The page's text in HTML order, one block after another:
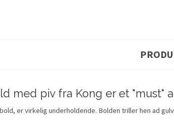
med piv fra Kong er et "must"
er virkelig underholdende. Bolden triller hen ad